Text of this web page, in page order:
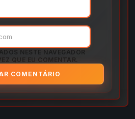
NESTE NAVEGADOR
QUE EU COMENTAR.